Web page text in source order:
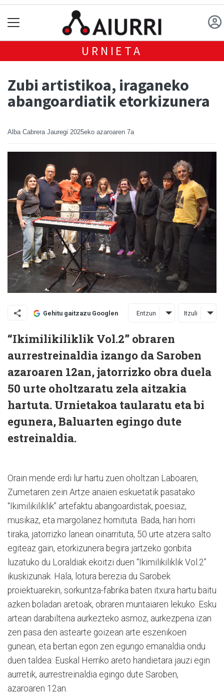
URNIETA
Zubi artistikoa, iraganeko
abangoardiatik etorkizunera
Alba Cabrera Jauregi 2025eko azaroaren 7a
Gehitu gaitzazu Googlen Entzun Itzuli
“Ikimilikiliklik Vol.2” obraren
aurrestreinaldia izango da Saroben
azaroaren 12an, jatorrizko obra duela
50 urte oholtzaratu zela aitzakia
hartuta. Urnietakoa taularatu eta bi
egunera, Baluarten egingo dute
estreinaldia.
Orain mende erdi lur hartu zuen oholtzan Laboaren,
Zumetaren zein Artze anaien eskuetatik pasatako
“Ikimilikiliklik” artefaktu abangoardistak, poesiaz,
musikaz, eta margolanez hornituta. Bada, hari horri
tiraka, jatorrizko lanean oinarrituta, 50 urte atzera salto
egiteaz gain, etorkizunera begira jartzeko gonbita
luzatuko du Loraldiak ekoitzi duen “Ikimilikiliklik Vol.2”
ikuskizunak. Hala, lotura berezia du Sarobek
proiektuarekin, sorkuntza-fabrika baten itxura hartu baitu
azken boladan aretoak, obraren muntaiaren lekuko. Esku
artean darabiltena aurkezteko asmoz, aurkezpena izan
zen pasa den astearte goizean arte eszenikoen
gunean, eta bertan egon zen egungo emanaldia ondu
duen taldea: Euskal Herriko areto handietara jauzi egin
aurretik, aurrestreinaldia egingo dute Saroben,
azaroaren 12an.